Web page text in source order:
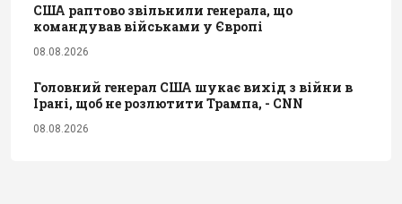
США раптово звільнили генерала, що
командував військами у Європі
08.08.2026
Головний генерал США шукає вихід з війни в
Ірані, щоб не розлютити Трампа, - CNN
08.08.2026